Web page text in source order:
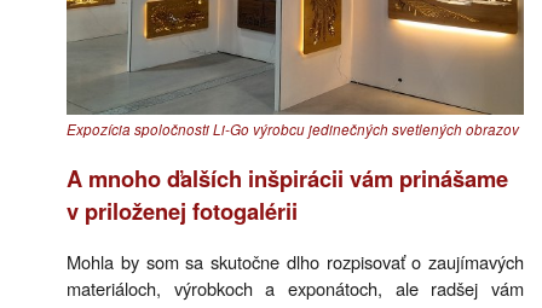
Expozícia spoločnosti Li-Go výrobcu jedinečných svetlených obrazov
A mnoho ďalších inšpirácii vám prinášame
v priloženej fotogalérii
Mohla by som sa skutočne dlho rozpisovať o zaujímavých
materiáloch, výrobkoch a exponátoch, ale radšej vám